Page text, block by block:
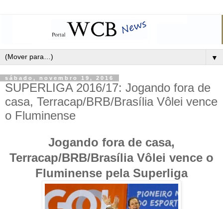
▼
sábado, novembro 19, 2016
SUPERLIGA 2016/17: Jogando fora de
casa, Terracap/BRB/Brasília Vôlei vence
o Fluminense
Jogando fora de casa,
Terracap/BRB/Brasília Vôlei vence o
Fluminense pela Superliga